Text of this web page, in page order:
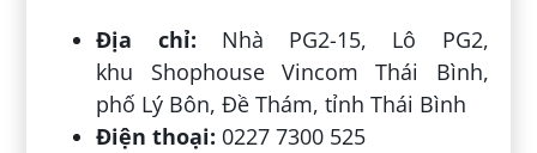
Địa chỉ: Nhà PG2-15, Lô PG2,
khu ShophouseVincom Thái Bình,
phố Lý Bôn, Đề Thám, tỉnh Thái Bình
Điện thoại: 0227 7300 525